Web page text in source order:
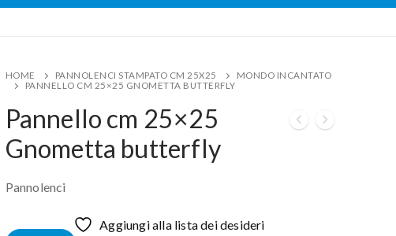
HOME PANNOLENCI STAMPATO CM 25X25
MONDO INCANTATO
PANNELLO CM 25×25 GNOMETTA BUTTERFLY
Pannello cm 25×25
Gnometta butterfly
Pannolenci
Aggiungi alla lista dei desideri